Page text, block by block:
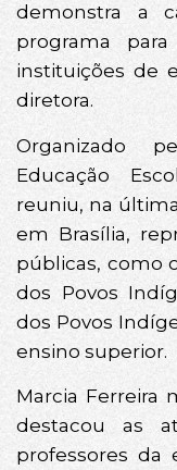
demonstra a
programa
instituições de
diretora.
Organizado
Educação
reuniu, na
em Brasília,
públicas, como
dos Povos
dos Povos
ensino superior.
Marcia Ferreira
destacou as
professores da